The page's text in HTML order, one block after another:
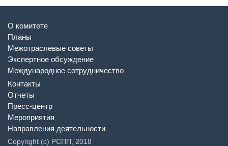
О комитете
Планы
Межотраслевые советы
Экспертное обсуждение
Международное сотрудничество
Контакты
Отчеты
Пресс-центр
Мероприятия
Направления деятельности
Copyright (c) РСПП, 2018